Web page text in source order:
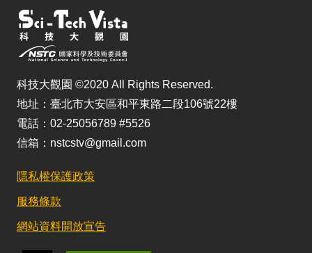
科技大觀園 ©2020 All Rights Reserved.
地址：臺北市大安區和平東路二段106號22樓
電話：02-25056789 #5526
信箱：nstcstv@gmail.com
隱私權保護政策
服務條款
網站資料開放宣告